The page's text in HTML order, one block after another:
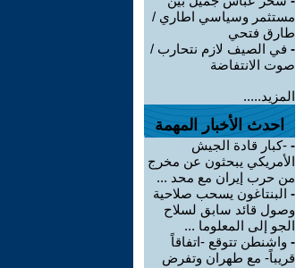
مستثمر وسياسي اطاري /
طارق فتحي
- في الصيف لازم نتحارب /
صوت الانتفاضة
المزيد.....
احدث الأخبار المهمة
- -كبار قادة الجيش
الأمريكي يبحثون عن مخرج
من حرب إيران مع محد ...
- البنتاغون يسحب صلاحية
وصول قائد سابق لسلاح
الجو إلى المعلوما ...
- واشنطن تتوقع -اتفاقاً
قريباً- مع طهران وتفرض